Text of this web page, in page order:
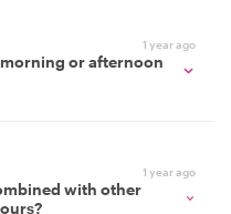
1 year ago
or afternoon
1 year ago
with other